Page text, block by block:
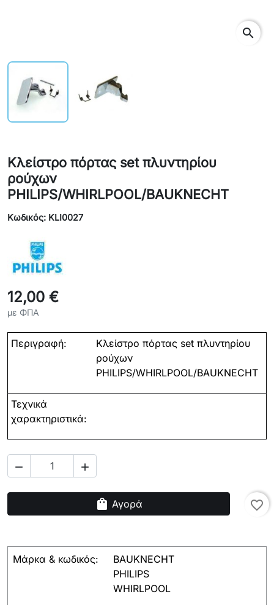
search
Κλείστρο πόρτας set πλυντηρίου
ρούχων
PHILIPS/WHIRLPOOL/BAUKNECHT
Κωδικός: KLI0027
12,00 €
με ΦΠΑ
Περιγραφή:
Κλείστρο πόρτας set πλυντηρίου
ρούχων
PHILIPS/WHIRLPOOL/BAUKNECHT
Τεχνικά
χαρακτηριστικά:
 
shopping_bag Αγορά favorite_border
Μάρκα & κωδικός:
BAUKNECHT
PHILIPS
WHIRLPOOL